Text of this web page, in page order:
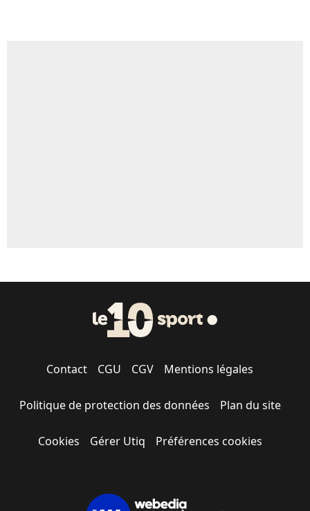
Contact CGU CGV Mentions légales
Politique de protection des données Plan du site
Cookies Gérer Utiq Préférences cookies